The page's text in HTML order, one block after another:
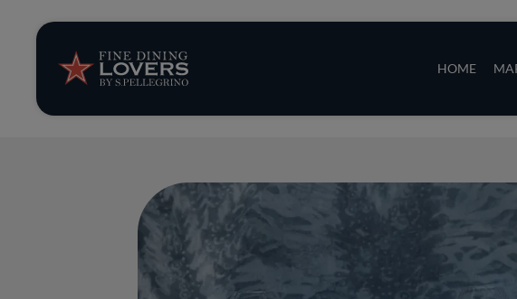
HOME
Storie e tendenze
Ricette
Trucchi e consigli
Serie